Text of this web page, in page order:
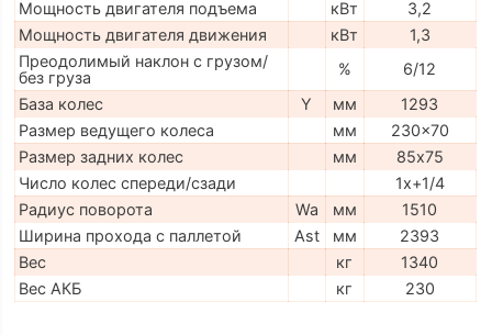
Мощность двигателя подъема кВт
3,2
Мощность двигателя движения
кВт
1,3
Преодолимый наклон с грузом/
без груза
%
6/12
База колес
Y мм
1293
Размер ведущего колеса
мм
230x70
Размер задних колес
мм
85х75
Число колес спереди/сзади
1x+1/4
Радиус поворота
Wa мм
1510
Ширина прохода с паллетой
Ast мм
2393
Вес
кг
1340
Вес АКБ
кг 230